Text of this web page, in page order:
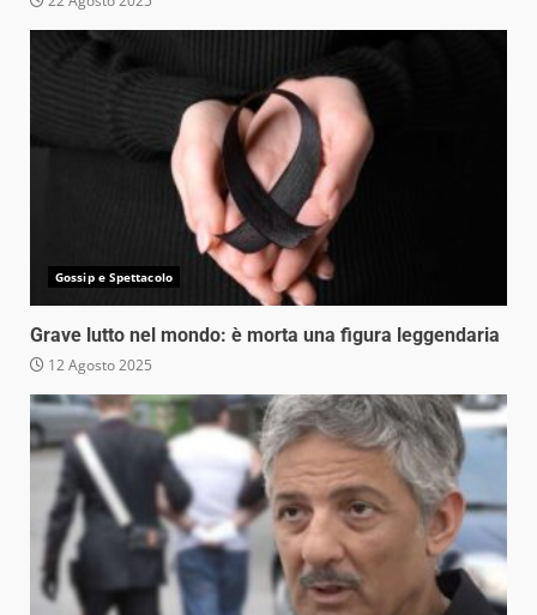
Gossip e Spettacolo
Grave lutto nel mondo: è morta una figura leggendaria
12 Agosto 2025